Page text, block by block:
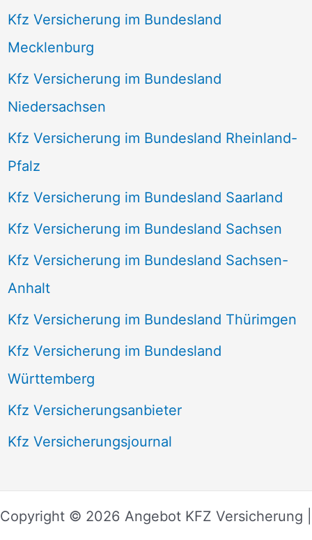
Kfz Versicherung im Bundesland
Mecklenburg
Kfz Versicherung im Bundesland
Niedersachsen
Kfz Versicherung im Bundesland Rheinland-
Pfalz
Kfz Versicherung im Bundesland Saarland
Kfz Versicherung im Bundesland Sachsen
Kfz Versicherung im Bundesland Sachsen-
Anhalt
Kfz Versicherung im Bundesland Thürimgen
Kfz Versicherung im Bundesland
Württemberg
Kfz Versicherungsanbieter
Kfz Versicherungsjournal
Copyright © 2026 Angebot KFZ Versicherung |